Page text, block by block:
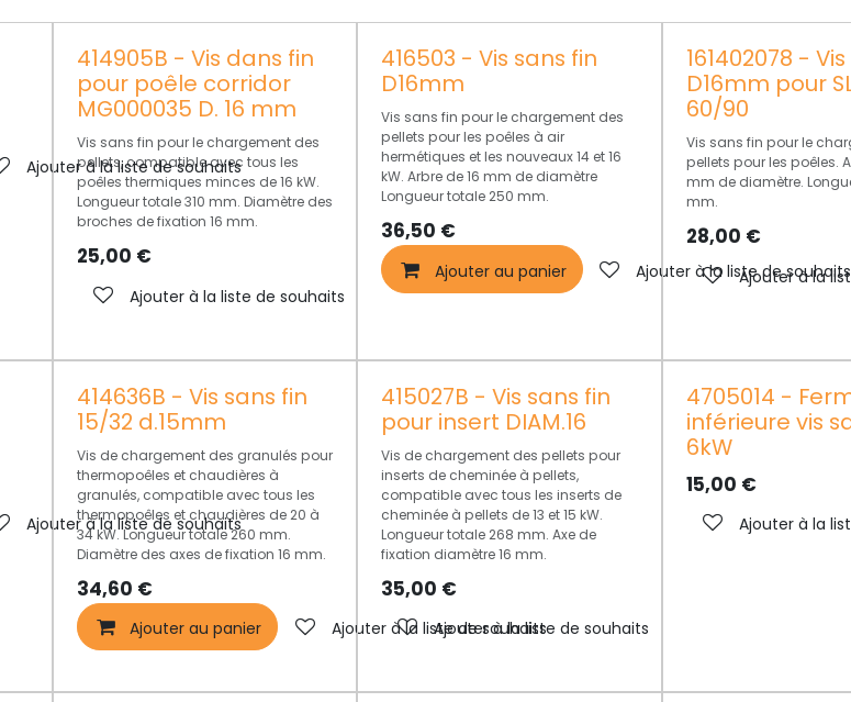
Ajouter à la liste de souhaits
414905B - Vis dans fin
pour poêle corridor
MG000035 D. 16 mm
Vis sans fin pour le chargement des
pellets, compatible avec tous les
poêles thermiques minces de 16 kW.
Longueur totale 310 mm. Diamètre des
broches de fixation 16 mm.
25,00 €
Ajouter à la liste de souhaits
416503 - Vis sans fin
D16mm
Vis sans fin pour le chargement des
pellets pour les poêles à air
hermétiques et les nouveaux 14 et 16
kW. Arbre de 16 mm de diamètre
Longueur totale 250 mm.
36,50 €
Ajouter au panier Ajouter à la liste de souhaits
161402078 -
D16mm pour
60/90
Vis sans fin pour le
pellets pour les poêles.
mm de diamètre.
mm.
28,00 €
Ajouter à la
Ajouter à la liste de souhaits
414636B - Vis sans fin
15/32 d.15mm
Vis de chargement des granulés pour
thermopoêles et chaudières à
granulés, compatible avec tous les
thermopoêles et chaudières de 20 à
34 kW. Longueur totale 260 mm.
Diamètre des axes de fixation 16 mm.
34,60 €
Ajouter au panier Ajouter à la liste de souhaits
415027B - Vis sans fin
pour insert DIAM.16
Vis de chargement des pellets pour
inserts de cheminée à pellets,
compatible avec tous les inserts de
cheminée à pellets de 13 et 15 kW.
Longueur totale 268 mm. Axe de
fixation diamètre 16 mm.
35,00 €
Ajouter à la liste de souhaits
4705014 -
inférieure vis
6kW
15,00 €
Ajouter à la